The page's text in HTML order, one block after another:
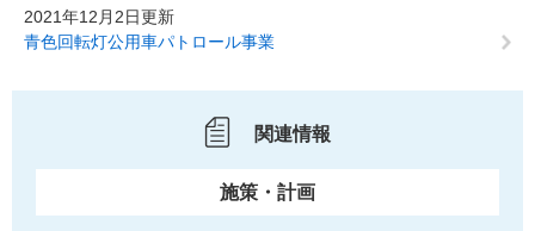
2021年12月2日更新
青色回転灯公用車パトロール事業
関連情報
施策・計画